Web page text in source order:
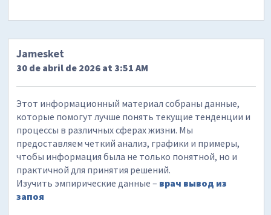
Jamesket
30 de abril de 2026 at 3:51 AM
Этот информационный материал собраны данные,
которые помогут лучше понять текущие тенденции и
процессы в различных сферах жизни. Мы
предоставляем четкий анализ, графики и примеры,
чтобы информация была не только понятной, но и
практичной для принятия решений.
Изучить эмпирические данные – врач вывод из
запоя